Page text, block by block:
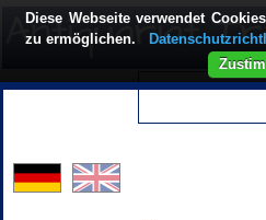
Diese Webseite verwendet
zu ermöglichen.